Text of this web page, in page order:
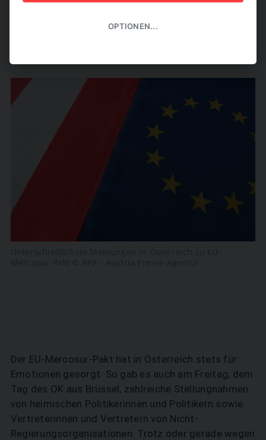
STERREICH
Der EU-Mercosur-Pakt hat in Österreich stets für
Emotionen gesorgt. So gab es auch am Freitag, dem
Tag des OK aus Brüssel, zahlreiche Stellungnahmen
von heimischen Politikerinnen und Politikern sowie
Vertreterinnen und Vertretern von Nicht-
Regierungsorganisationen. Trotz oder gerade wegen
OPTIONEN...